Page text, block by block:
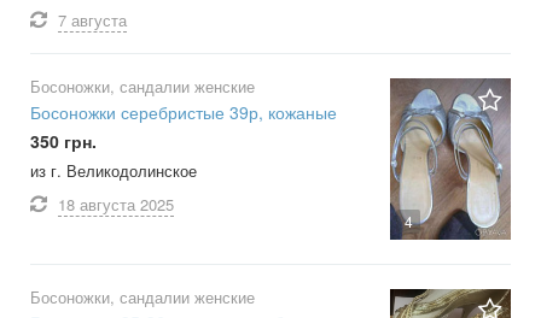
7 августа
4
Босоножки, сандалии женские
Босоножки серебристые 39р, кожаные
350 грн.
из г. Великодолинское
18 августа 2025
Босоножки, сандалии женские